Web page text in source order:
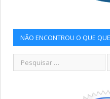
NÃO ENCONTROU O QUE